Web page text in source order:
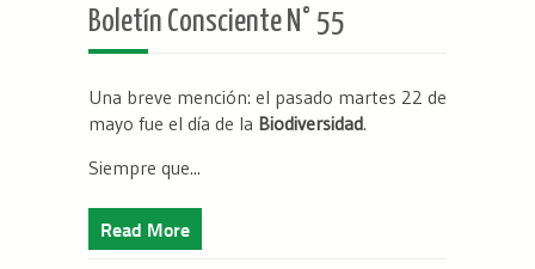
Boletín Consciente N° 55
Una breve mención: el pasado martes 22 de
mayo fue el día de la Biodiversidad.
Siempre que...
Read More